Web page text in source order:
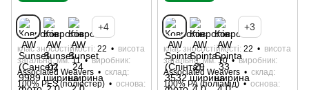
+4
клас зносостійкості 22
висота
загальна, мм 11
виробник
Associated Weavers
склад
100% РES (поліестер)
основа
+3
клас зносостійкості 22
висота
загальна, мм 10
виробник
Associated Weavers
склад
100% РА (поліамід)
основа